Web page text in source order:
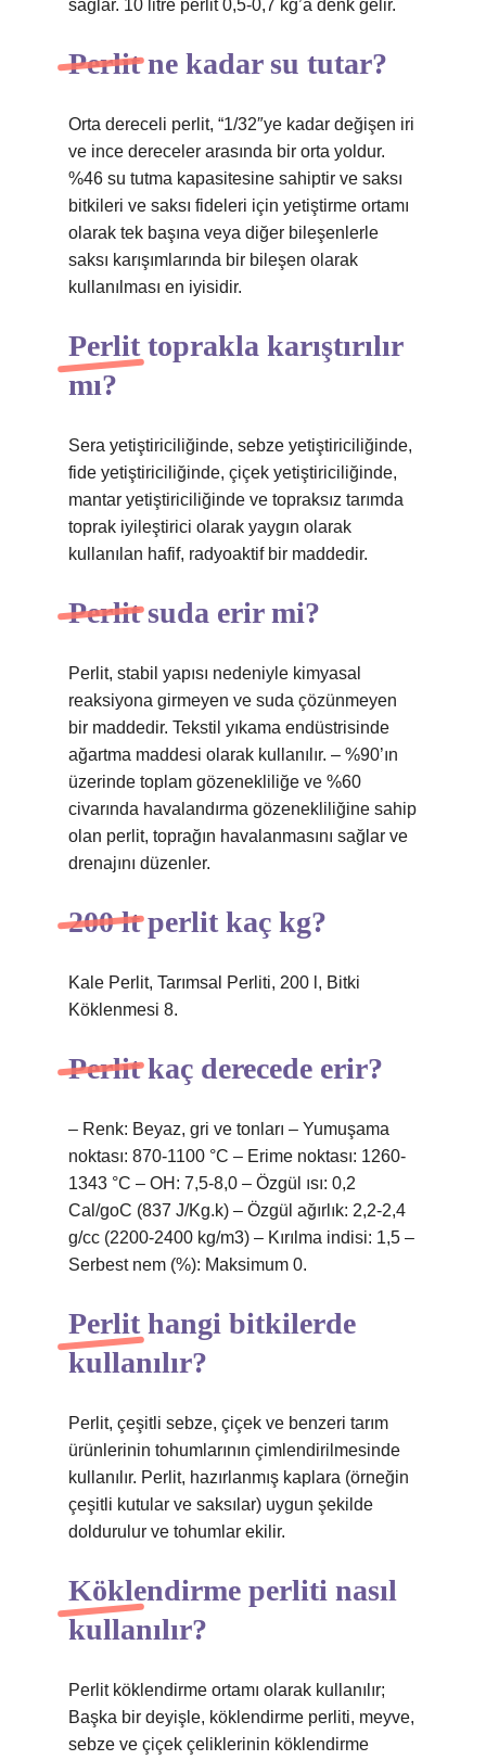
sağlar. 10 litre perlit 0,5-0,7 kg’a denk gelir.
Perlit ne kadar su tutar?
Orta dereceli perlit, “1/32″ye kadar değişen iri
ve ince dereceler arasında bir orta yoldur.
%46 su tutma kapasitesine sahiptir ve saksı
bitkileri ve saksı fideleri için yetiştirme ortamı
olarak tek başına veya diğer bileşenlerle
saksı karışımlarında bir bileşen olarak
kullanılması en iyisidir.
Perlit toprakla karıştırılır
mı?
Sera yetiştiriciliğinde, sebze yetiştiriciliğinde,
fide yetiştiriciliğinde, çiçek yetiştiriciliğinde,
mantar yetiştiriciliğinde ve topraksız tarımda
toprak iyileştirici olarak yaygın olarak
kullanılan hafif, radyoaktif bir maddedir.
Perlit suda erir mi?
Perlit, stabil yapısı nedeniyle kimyasal
reaksiyona girmeyen ve suda çözünmeyen
bir maddedir. Tekstil yıkama endüstrisinde
ağartma maddesi olarak kullanılır. – %90’ın
üzerinde toplam gözenekliliğe ve %60
civarında havalandırma gözenekliliğine sahip
olan perlit, toprağın havalanmasını sağlar ve
drenajını düzenler.
200 lt perlit kaç kg?
Kale Perlit, Tarımsal Perliti, 200 l, Bitki
Köklenmesi 8.
Perlit kaç derecede erir?
– Renk: Beyaz, gri ve tonları – Yumuşama
noktası: 870-1100 °C – Erime noktası: 1260-
1343 °C – OH: 7,5-8,0 – Özgül ısı: 0,2
Cal/goC (837 J/Kg.k) – Özgül ağırlık: 2,2-2,4
g/cc (2200-2400 kg/m3) – Kırılma indisi: 1,5 –
Serbest nem (%): Maksimum 0.
Perlit hangi bitkilerde
kullanılır?
Perlit, çeşitli sebze, çiçek ve benzeri tarım
ürünlerinin tohumlarının çimlendirilmesinde
kullanılır. Perlit, hazırlanmış kaplara (örneğin
çeşitli kutular ve saksılar) uygun şekilde
doldurulur ve tohumlar ekilir.
Köklendirme perliti nasıl
kullanılır?
Perlit köklendirme ortamı olarak kullanılır;
Başka bir deyişle, köklendirme perliti, meyve,
sebze ve çiçek çeliklerinin köklendirme